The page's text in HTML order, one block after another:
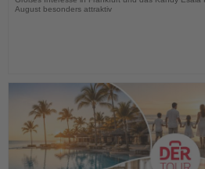
August besonders attraktiv